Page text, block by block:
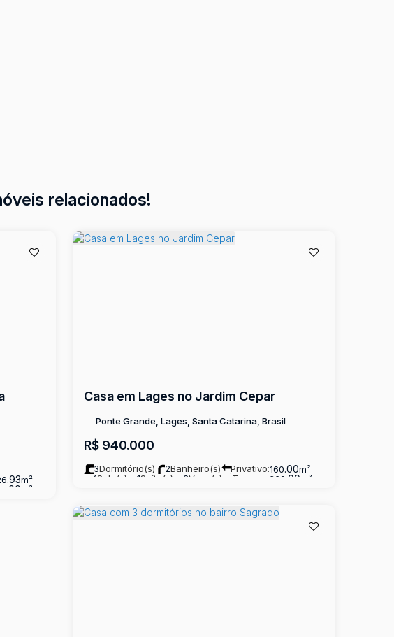
relacionados!
.93m²
.00 m²
Casa em Lages no Jardim Cepar
R$940.000
Ponte Grande, Lages, Santa Catarina, Brasil
3Dormitório(s) 2Banheiro(s) Privativo:160.00m²
1Sala(s) 1Suíte(s) 2Vaga(s) Terreno: 360 .00 m²